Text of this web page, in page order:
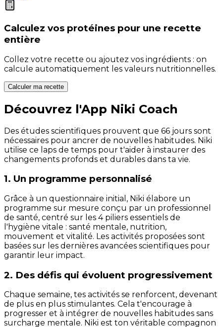
Calculez vos protéines pour une recette
entière
Collez votre recette ou ajoutez vos ingrédients : on
calcule automatiquement les valeurs nutritionnelles.
Calculer ma recette
Découvrez l'App Niki Coach
Des études scientifiques prouvent que 66 jours sont
nécessaires pour ancrer de nouvelles habitudes. Niki
utilise ce laps de temps pour t'aider à instaurer des
changements profonds et durables dans ta vie.
1. Un programme personnalisé
Grâce à un questionnaire initial, Niki élabore un
programme sur mesure conçu par un professionnel
de santé, centré sur les 4 piliers essentiels de
l'hygiène vitale : santé mentale, nutrition,
mouvement et vitalité. Les activités proposées sont
basées sur les dernières avancées scientifiques pour
garantir leur impact.
2. Des défis qui évoluent progressivement
Chaque semaine, tes activités se renforcent, devenant
de plus en plus stimulantes. Cela t'encourage à
progresser et à intégrer de nouvelles habitudes sans
surcharge mentale. Niki est ton véritable compagnon